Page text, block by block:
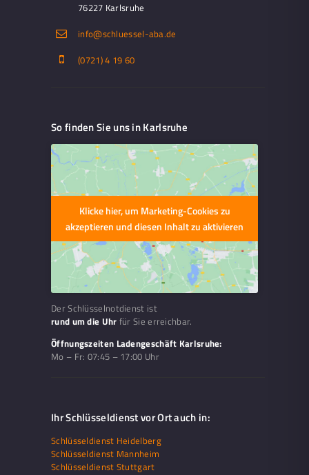
76227 Karlsruhe
info@schluessel-aba.de
(0721) 4 19 60
So finden Sie uns in Karlsruhe
Klicke hier, um Marketing-Cookies zu
akzeptieren und diesen Inhalt zu aktivieren
Der Schlüsselnotdienst ist
rund um die Uhr für Sie erreichbar.
Öffnungszeiten Ladengeschäft Karlsruhe:
Mo – Fr: 07:45 – 17:00 Uhr
Ihr Schlüsseldienst vor Ort auch in:
Schlüsseldienst Heidelberg
Schlüsseldienst Mannheim
Schlüsseldienst Stuttgart